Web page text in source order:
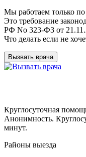
Мы работаем только
Это требование
РФ No 323-ФЗ от
Что делать если не
Вызвать врача
Круглосуточная
Анонимность.
минут.
Районы выезда